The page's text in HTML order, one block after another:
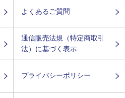
よくあるご質問
通信販売法規（特定商取引
法）に基づく表示
プライバシーポリシー